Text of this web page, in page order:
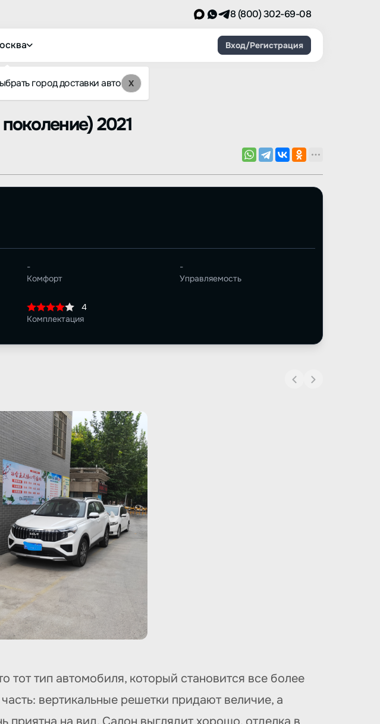
8 (800) 302-69-08
город доставки авто X
Вход/Регистрация
2021
-
Комфорт
-
Управляемость
4
Комплектация
тип автомобиля, который становится все более
вертикальные решетки придают величие, а